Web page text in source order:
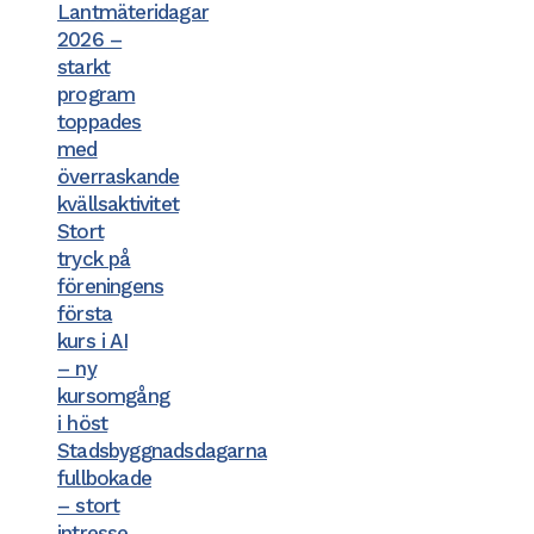
Lantmäteridagar
2026 –
starkt
program
toppades
med
överraskande
kvällsaktivitet
Stort
tryck på
föreningens
första
kurs i AI
– ny
kursomgång
i höst
Stadsbyggnadsdagarna
fullbokade
– stort